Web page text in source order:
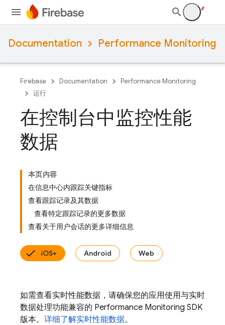
Documentation Performance Monitoring
Firebase Documentation
Performance Monitoring
运行
在控制台中监控性能
数据
本页内容
在信息中心内跟踪关键指标
查看跟踪记录及其数据
查看特定跟踪记录的更多数据
查看关于用户会话的更多详细信息
iOS+ Android Web
如需查看实时性能数据，请确保您的应用使用与实时
数据处理功能兼容的 Performance Monitoring SDK
版本。 详细了解实时性能数据。